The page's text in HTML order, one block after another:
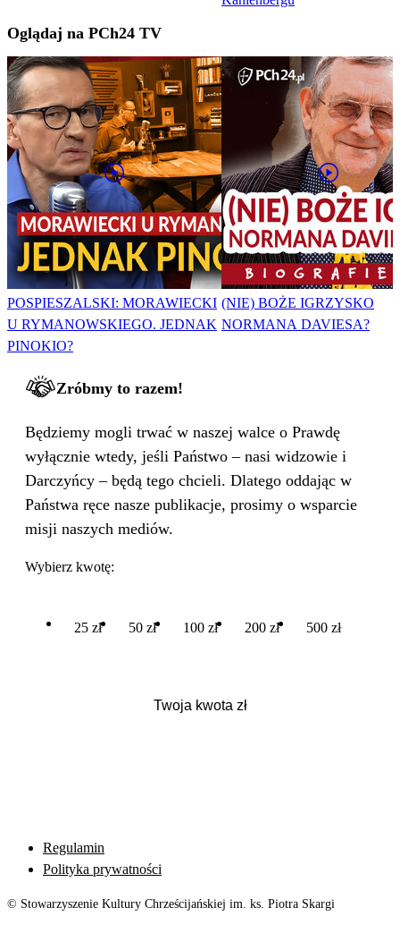
Oglądaj na PCh24 TV
POSPIESZALSKI: MORAWIECKI
U RYMANOWSKIEGO. JEDNAK
PINOKIO?
(NIE) BOŻE IGRZYSKO
NORMANA DAVIESA?
Zróbmy to razem!
Będziemy mogli trwać w naszej walce o Prawdę
wyłącznie wtedy, jeśli Państwo – nasi widzowie i
Darczyńcy – będą tego chcieli. Dlatego oddając w
Państwa ręce nasze publikacje, prosimy o wsparcie
misji naszych mediów.
Wybierz kwotę:
25 zł 50 zł 100 zł 200 zł 500 zł
Regulamin
Polityka prywatności
© Stowarzyszenie Kultury Chrześcijańskiej im. ks. Piotra Skargi